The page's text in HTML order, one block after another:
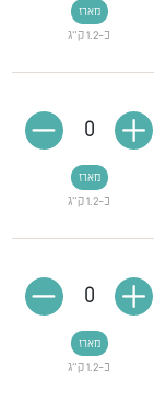
כ-1.2 ק"ג
מארז
כ-1.2 ק"ג
מארז
0
כ-1.2 ק"ג
מארז
0